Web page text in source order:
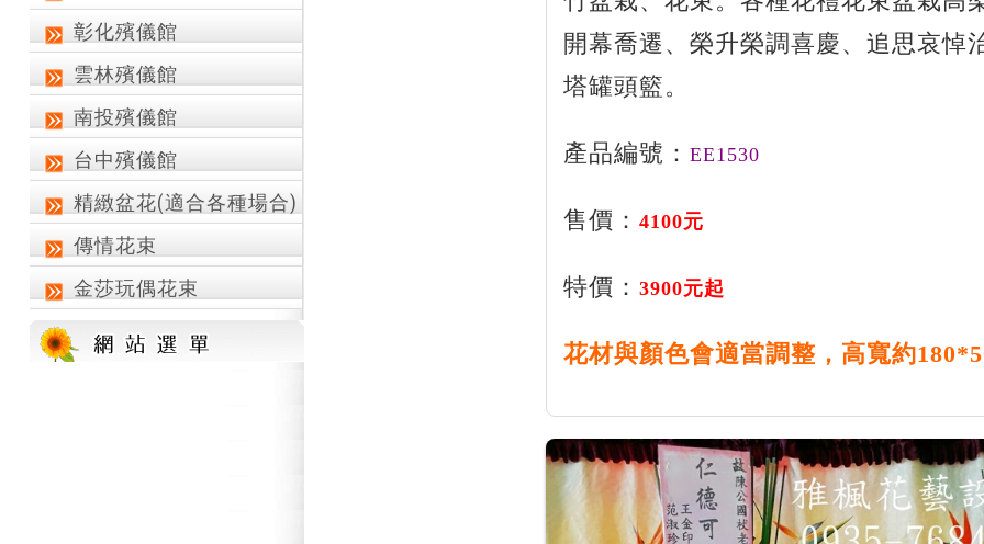
彰化殯儀館
雲林殯儀館
南投殯儀館
台中殯儀館
精緻盆花(適合各種場合)
傳情花束
金莎玩偶花束
開幕喬遷、榮升榮調喜慶、追思哀悼
塔罐頭籃。
產品編號： EE1530
售價： 4100元
特價： 3900元起
花材與顏色會適當調整，高寬約